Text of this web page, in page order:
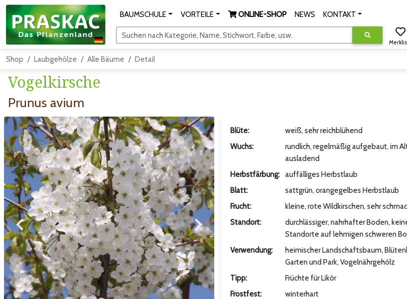
BAUMSCHULE VORTEILE ONLINE-SHOP NEWS KONTAKT
Suchen nach Kategorie, Name, Stichwort, Farbe, usw.
Shop Laubgehölze Alle Bäume Detail
Vogelkirsche
Prunus avium
Zum vorigen Bild Zum nächsten Bild
Blüte:
weiß, sehr reichblühend
Wuchs:
rundlich, regelmäßig aufgebaut, im
ausladend
Herbstfärbung:
auffälliges Herbstlaub
Blatt:
sattgrün, orangegelbes Herbstlaub
Frucht:
kleine, rote Wildkirschen, sehr
Standort:
durchlässiger, nahrhafter Boden,
Standorte auf lehmigen schweren
Verwendung:
heimischer Landschaftsbaum,
Garten und Park, Vogelnährgehölz
Tipp:
Früchte für Likör
Frostfest:
winterhart